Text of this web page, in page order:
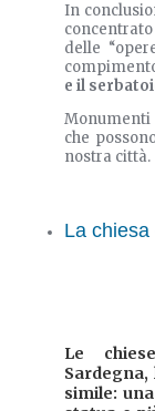
In
delle
e il
che
nostra città.
La
Le
simile: